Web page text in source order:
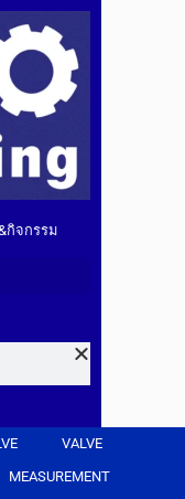
กิจกรรม
VALVE
MEASUREMENT